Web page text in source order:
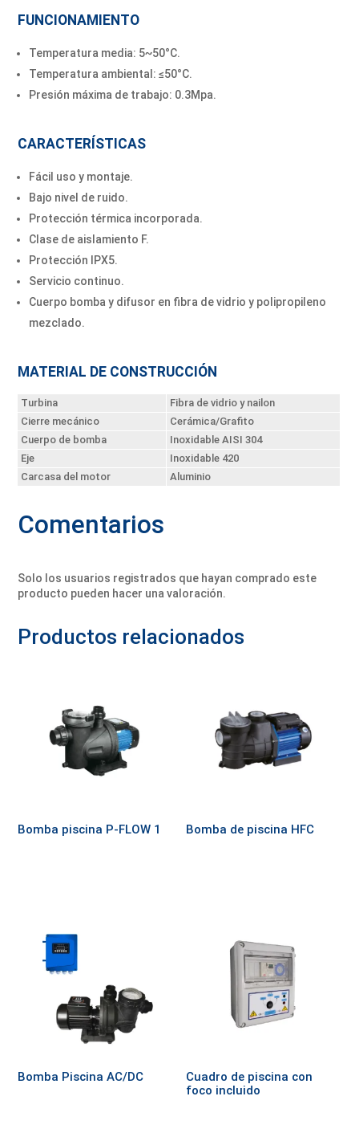
FUNCIONAMIENTO
Temperatura media: 5~50°C.
Temperatura ambiental: ≤50°C.
Presión máxima de trabajo: 0.3Mpa.
CARACTERÍSTICAS
Fácil uso y montaje.
Bajo nivel de ruido.
Protección térmica incorporada.
Clase de aislamiento F.
Protección IPX5.
Servicio continuo.
Cuerpo bomba y difusor en fibra de vidrio y polipropileno
mezclado.
MATERIAL DE CONSTRUCCIÓN
Turbina
Fibra de vidrio y nailon
Cierre mecánico
Cerámica/Grafito
Cuerpo de bomba
Inoxidable AISI 304
Eje
Inoxidable 420
Carcasa del motor
Aluminio
Comentarios
Solo los usuarios registrados que hayan comprado este
producto pueden hacer una valoración.
Productos relacionados
Bomba piscina P-FLOW 1 Bomba de piscina HFC
Bomba Piscina AC/DC
Cuadro de piscina con
foco incluido